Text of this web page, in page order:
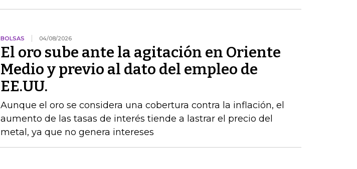
BOLSAS 04/08/2026
El oro sube ante la agitación en Oriente
Medio y previo al dato del empleo de
EE.UU.
Aunque el oro se considera una cobertura contra la inflación, el
aumento de las tasas de interés tiende a lastrar el precio del
metal, ya que no genera intereses